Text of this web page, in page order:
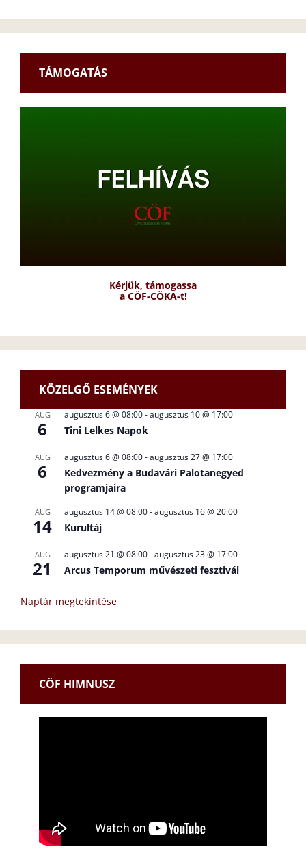
TÁMOGATÁS
Kérjük, támogassa
a CÖF-CÖKA-t!
KÖZELGŐ ESEMÉNYEK
AUG
6
augusztus 6 @ 08:00-augusztus 10 @ 17:00
Tini Lelkes Napok
AUG
6
augusztus 6 @ 08:00-augusztus 27 @ 17:00
Kedvezmény a Budavári Palotanegyed
programjaira
AUG
14
augusztus 14 @ 08:00-augusztus 16 @ 20:00
Kurultáj
AUG
21
augusztus 21 @ 08:00-augusztus 23 @ 17:00
Arcus Temporum művészeti fesztivál
Naptár megtekintése
CÖF HIMNUSZ